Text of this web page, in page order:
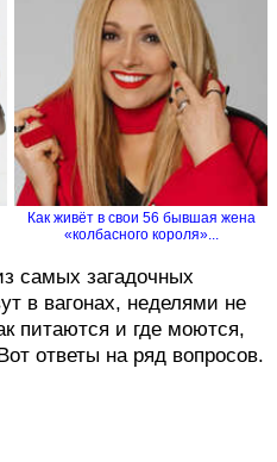
Как живёт в свои 56 бывшая жена
«колбасного короля»...
самых загадочных
в вагонах, неделями не
питаются и где моются,
ответы на ряд вопросов.